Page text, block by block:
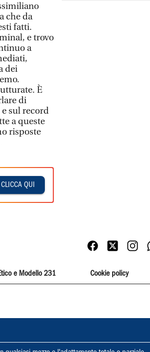
che da
fatti.
e trovo
a
dei
È
di
sul record
a queste
risposte
CLICCA QUI
e Modello 231 Cookie policy